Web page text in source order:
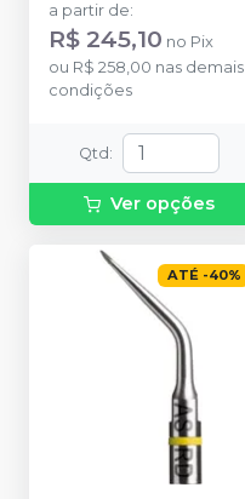
a partir de:
R$ 245,10 no Pix
ou R$ 258,00 nas demais
condições
Qtd :
Ver opções
ATÉ -40%